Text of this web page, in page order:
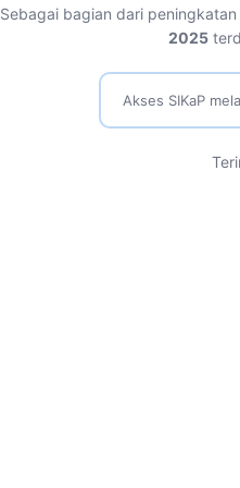
Sebagai bagian dari
2025
Akses SIKaP